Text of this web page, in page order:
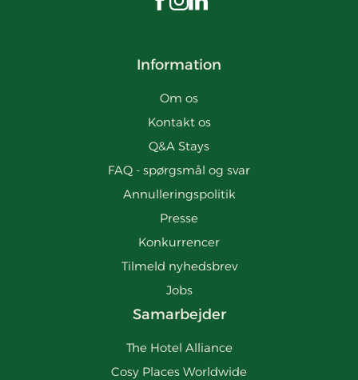
Besøg os på Facebook
Besøg os på Instagram
Besøg os på LinkedIn
Information
Om os
Kontakt os
Q&A Stays
FAQ - spørgsmål og svar
Annulleringspolitik
Presse
Konkurrencer
Tilmeld nyhedsbrev
Jobs
Samarbejder
The Hotel Alliance
Cosy Places Worldwide